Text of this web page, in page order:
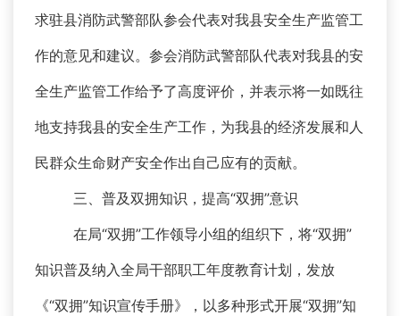
求驻县消防武警部队参会代表对我县安全生产监管工
作的意见和建议。参会消防武警部队代表对我县的安
全生产监管工作给予了高度评价，并表示将一如既往
地支持我县的安全生产工作，为我县的经济发展和人
民群众生命财产安全作出自己应有的贡献。
三、普及双拥知识，提高“双拥”意识
在局“双拥”工作领导小组的组织下，将“双拥”
知识普及纳入全局干部职工年度教育计划，发放
《“双拥”知识宣传手册》，以多种形式开展“双拥”知